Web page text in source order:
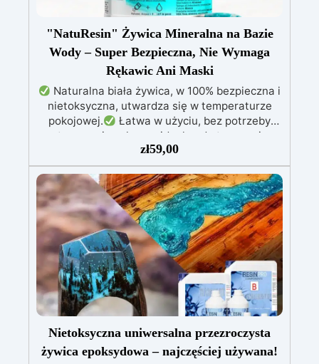
"NatuResin" Żywica Mineralna na Bazie
Wody – Super Bezpieczna, Nie Wymaga
Rękawic Ani Maski
Naturalna biała żywica, w 100% bezpieczna i
nietoksyczna, utwardza się w temperaturze
pokojowej.
Łatwa w użyciu, bez potrzeby
stosowania ochrony, idealna do tworzenia
biżuterii, rzeźb i dekoracji.
formuła na bazie wody, bezpieczna alternatywa
dla tradycyjnych żywic.
Odpowiednia także
dla dzieci, idealna do użytku domowego bez
ryzyka.
Wielofunkcyjna i wszechstronna,
gotowa w zaledwie 30 minut, umożliwiając
szybkie i kreatywne projekty.
zł59,00
Nietoksyczna uniwersalna przezroczysta
żywica epoksydowa – najczęściej używana!